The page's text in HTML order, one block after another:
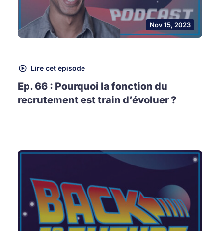
Nov 15, 2023
Lire cet épisode
Ep. 66 : Pourquoi la fonction du
recrutement est train d’évoluer ?